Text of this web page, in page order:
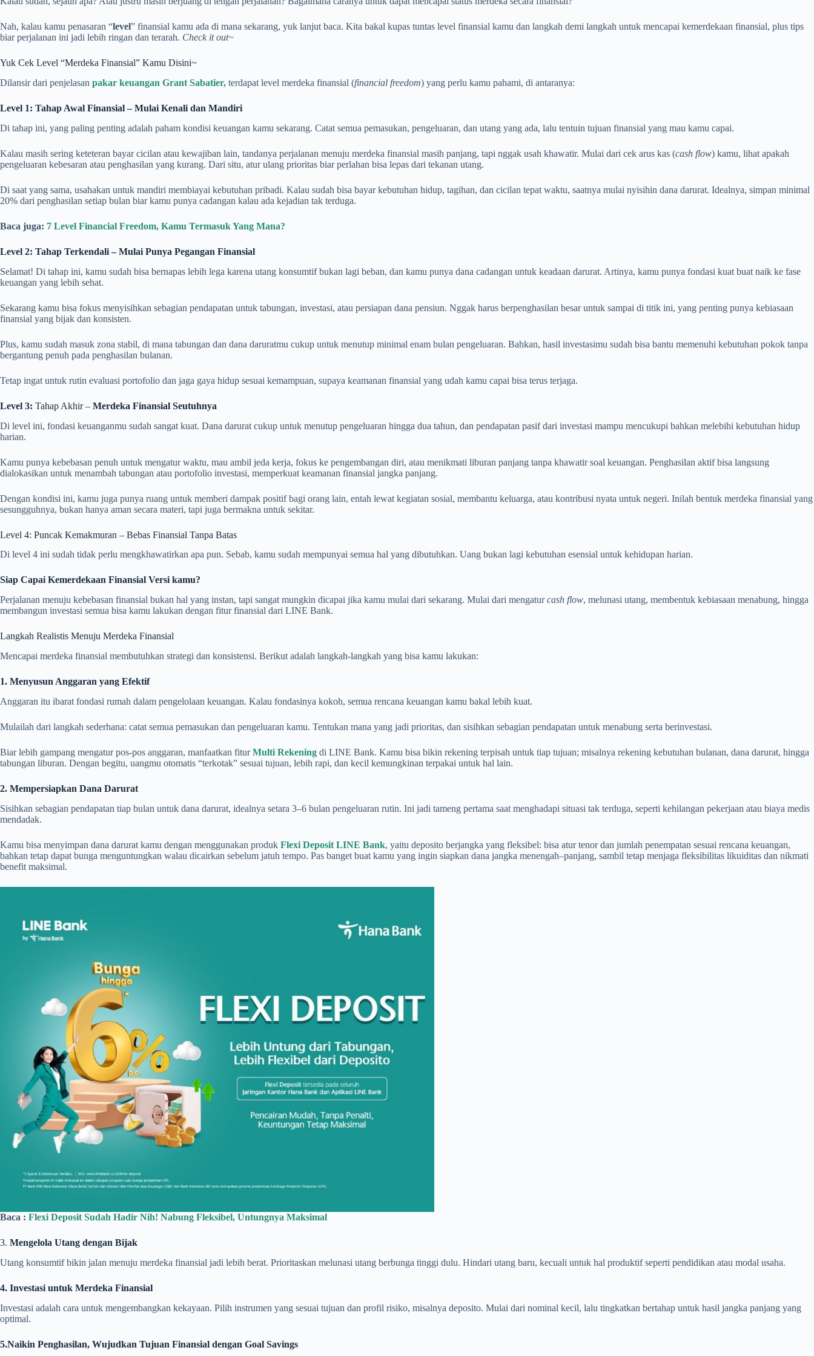
Nah, kalau kamu penasaran “level” finansial kamu ada di mana sekarang, yuk lanjut baca. Kita bakal kupas tuntas level finansial kamu dan langkah demi langkah untuk mencapai kemerdekaan finansial, plus tips
biar perjalanan ini jadi lebih ringan dan terarah. Check it out~
Yuk Cek Level “Merdeka Finansial” Kamu Disini~
Dilansir dari penjelasan pakar keuangan Grant Sabatier, terdapat level merdeka finansial (financial freedom) yang perlu kamu pahami, di antaranya:
Level 1: Tahap Awal Finansial – Mulai Kenali dan Mandiri
Di tahap ini, yang paling penting adalah paham kondisi keuangan kamu sekarang. Catat semua pemasukan, pengeluaran, dan utang yang ada, lalu tentuin tujuan finansial yang mau kamu capai.
Kalau masih sering keteteran bayar cicilan atau kewajiban lain, tandanya perjalanan menuju merdeka finansial masih panjang, tapi nggak usah khawatir. Mulai dari cek arus kas (cash flow) kamu, lihat apakah
pengeluaran kebesaran atau penghasilan yang kurang. Dari situ, atur ulang prioritas biar perlahan bisa lepas dari tekanan utang.
Di saat yang sama, usahakan untuk mandiri membiayai kebutuhan pribadi. Kalau sudah bisa bayar kebutuhan hidup, tagihan, dan cicilan tepat waktu, saatnya mulai nyisihin dana darurat. Idealnya, simpan minimal
20% dari penghasilan setiap bulan biar kamu punya cadangan kalau ada kejadian tak terduga.
Baca juga: 7 Level Financial Freedom, Kamu Termasuk Yang Mana?
Level 2: Tahap Terkendali – Mulai Punya Pegangan Finansial
Selamat! Di tahap ini, kamu sudah bisa bernapas lebih lega karena utang konsumtif bukan lagi beban, dan kamu punya dana cadangan untuk keadaan darurat. Artinya, kamu punya fondasi kuat buat naik ke fase
keuangan yang lebih sehat.
Sekarang kamu bisa fokus menyisihkan sebagian pendapatan untuk tabungan, investasi, atau persiapan dana pensiun. Nggak harus berpenghasilan besar untuk sampai di titik ini, yang penting punya kebiasaan
finansial yang bijak dan konsisten.
Plus, kamu sudah masuk zona stabil, di mana tabungan dan dana daruratmu cukup untuk menutup minimal enam bulan pengeluaran. Bahkan, hasil investasimu sudah bisa bantu memenuhi kebutuhan pokok tanpa
bergantung penuh pada penghasilan bulanan.
Tetap ingat untuk rutin evaluasi portofolio dan jaga gaya hidup sesuai kemampuan, supaya keamanan finansial yang udah kamu capai bisa terus terjaga.
Level 3: Tahap Akhir – Merdeka Finansial Seutuhnya
Di level ini, fondasi keuanganmu sudah sangat kuat. Dana darurat cukup untuk menutup pengeluaran hingga dua tahun, dan pendapatan pasif dari investasi mampu mencukupi bahkan melebihi kebutuhan hidup
harian.
Kamu punya kebebasan penuh untuk mengatur waktu, mau ambil jeda kerja, fokus ke pengembangan diri, atau menikmati liburan panjang tanpa khawatir soal keuangan. Penghasilan aktif bisa langsung
dialokasikan untuk menambah tabungan atau portofolio investasi, memperkuat keamanan finansial jangka panjang.
Dengan kondisi ini, kamu juga punya ruang untuk memberi dampak positif bagi orang lain, entah lewat kegiatan sosial, membantu keluarga, atau kontribusi nyata untuk negeri. Inilah bentuk merdeka finansial yang
sesungguhnya, bukan hanya aman secara materi, tapi juga bermakna untuk sekitar.
Level 4: Puncak Kemakmuran – Bebas Finansial Tanpa Batas
Di level 4 ini sudah tidak perlu mengkhawatirkan apa pun. Sebab, kamu sudah mempunyai semua hal yang dibutuhkan. Uang bukan lagi kebutuhan esensial untuk kehidupan harian.
Siap Capai Kemerdekaan Finansial Versi kamu?
Perjalanan menuju kebebasan finansial bukan hal yang instan, tapi sangat mungkin dicapai jika kamu mulai dari sekarang. Mulai dari mengaturcash flow, melunasi utang, membentuk kebiasaan menabung, hingga
membangun investasi semua bisa kamu lakukan dengan fitur finansial dari LINE Bank.
Langkah Realistis Menuju Merdeka Finansial
Mencapai merdeka finansial membutuhkan strategi dan konsistensi. Berikut adalah langkah-langkah yang bisa kamu lakukan:
1. Menyusun Anggaran yang Efektif
Anggaran itu ibarat fondasi rumah dalam pengelolaan keuangan. Kalau fondasinya kokoh, semua rencana keuangan kamu bakal lebih kuat.
Mulailah dari langkah sederhana: catat semua pemasukan dan pengeluaran kamu. Tentukan mana yang jadi prioritas, dan sisihkan sebagian pendapatan untuk menabung serta berinvestasi.
Biar lebih gampang mengatur pos-pos anggaran, manfaatkan fiturMulti Rekening di LINE Bank. Kamu bisa bikin rekening terpisah untuk tiap tujuan; misalnya rekening kebutuhan bulanan, dana darurat, hingga
tabungan liburan. Dengan begitu, uangmu otomatis “terkotak” sesuai tujuan, lebih rapi, dan kecil kemungkinan terpakai untuk hal lain.
2. Mempersiapkan Dana Darurat
Sisihkan sebagian pendapatan tiap bulan untuk dana darurat, idealnya setara 3–6 bulan pengeluaran rutin. Ini jadi tameng pertama saat menghadapi situasi tak terduga, seperti kehilangan pekerjaan atau biaya medis
mendadak.
Kamu bisa menyimpan dana darurat kamu dengan menggunakan produk Flexi Deposit LINE Bank, yaitu deposito berjangka yang fleksibel: bisa atur tenor dan jumlah penempatan sesuai rencana keuangan,
bahkan tetap dapat bunga menguntungkan walau dicairkan sebelum jatuh tempo. Pas banget buat kamu yang ingin siapkan dana jangka menengah–panjang, sambil tetap menjaga fleksibilitas likuiditas dan nikmati
benefit maksimal.
Baca : Flexi Deposit Sudah Hadir Nih! Nabung Fleksibel, Untungnya Maksimal
3. Mengelola Utang dengan Bijak
Utang konsumtif bikin jalan menuju merdeka finansial jadi lebih berat. Prioritaskan melunasi utang berbunga tinggi dulu. Hindari utang baru, kecuali untuk hal produktif seperti pendidikan atau modal usaha.
4. Investasi untuk Merdeka Finansial
Investasi adalah cara untuk mengembangkan kekayaan. Pilih instrumen yang sesuai tujuan dan profil risiko, misalnya deposito. Mulai dari nominal kecil, lalu tingkatkan bertahap untuk hasil jangka panjang yang
optimal.
5.Naikin Penghasilan, Wujudkan Tujuan Finansial dengan Goal Savings